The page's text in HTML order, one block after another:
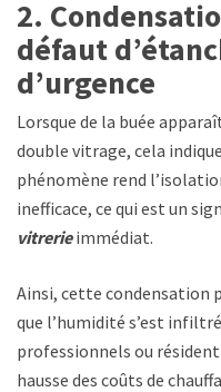
2.
défaut
d’urgence
Lorsque de la buée
double vitrage, cela
phénomène rend
inefficace, ce qui est un
vitrerieimmédiat.
Ainsi, cette condensation
que l’humidité s’est
professionnels ou
hausse des coûts de